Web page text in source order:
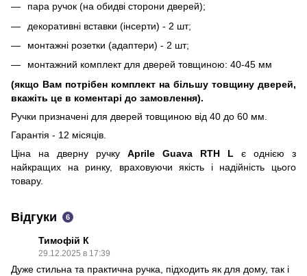
пара ручок (на обидві сторони дверей);
декоративні вставки (інсерти) - 2 шт;
монтажні розетки (адаптери) - 2 шт;
монтажний комплект для дверей товщиною: 40-45 мм
(якщо Вам потрібен комплект на більшу товщину дверей,
вкажіть це в коментарі до замовлення).
Ручки призначені для дверей товщиною від 40 до 60 мм.
Гарантія - 12 місяців.
Ціна на дверну ручку Aprile Guava RTH L є однією з
найкращих на ринку, враховуючи якість і надійність цього
товару.
Відгуки 6
Тимофій К
29.12.2025 в 17:39
Дуже стильна та практична ручка, підходить як для дому, так і